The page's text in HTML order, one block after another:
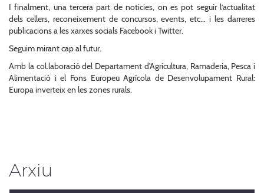
I finalment, una tercera part de noticies, on es pot seguir l’actualitat
dels cellers, reconeixement de concursos, events, etc... i les darreres
publicacions a les xarxes socials Facebook i Twitter.
Seguim mirant cap al futur.
Amb la col.laboració del Departament d'Agricultura, Ramaderia, Pesca i
Alimentació i el Fons Europeu Agrícola de Desenvolupament Rural:
Europa inverteix en les zones rurals.
Arxiu